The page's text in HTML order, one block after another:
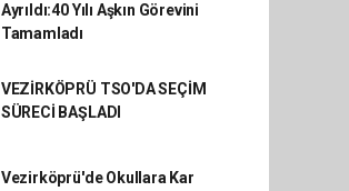
Ayrıldı:40 Yılı Aşkın Görevini
Tamamladı
VEZİRKÖPRÜ TSO'DA SEÇİM
SÜRECİ BAŞLADI
Vezirköprü'de Okullara Kar